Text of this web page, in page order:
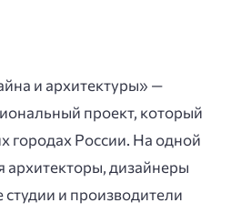
и архитектуры» —
проект, который
городах России. На одной
дизайнеры
и производители